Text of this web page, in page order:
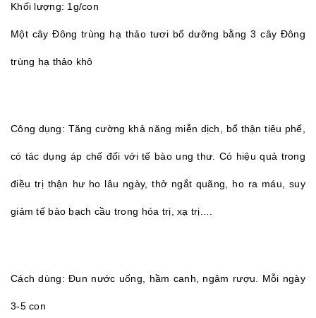
Khối lượng: 1g/con
Một cây Đông trùng hạ thảo tươi bổ dưỡng bằng 3 cây Đông
trùng hạ thảo khô
Công dụng: Tăng cường khả năng miễn dịch, bổ thận tiêu phế,
có tác dụng áp chế đối với tế bào ung thư. Có hiệu quả trong
điều trị thận hư ho lâu ngày, thở ngắt quãng, ho ra máu, suy
giảm tế bào bạch cầu trong hóa trị, xạ trị....
Cách dùng: Đun nước uống, hầm canh, ngâm rượu. Mỗi ngày
3-5 con